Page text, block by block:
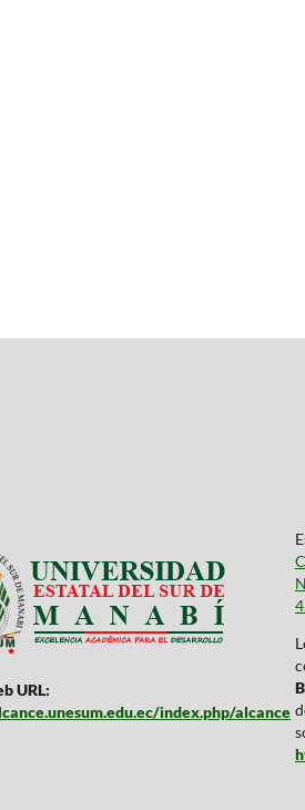
URL:
index.php/alcance